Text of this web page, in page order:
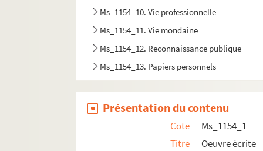
Ms_1154_10. Vie professionnelle
Ms_1154_11. Vie mondaine
Ms_1154_12. Reconnaissance publique
Ms_1154_13. Papiers personnels
Ms_1154_15. Littérature grise sur Chamson
Ms_1154_16. Dossier iconographique
Ms_1154_17. Oeuvres originales/graphiques
Présentation du contenu
Cote
Ms_1154_1
Titre
Oeuvre écrite